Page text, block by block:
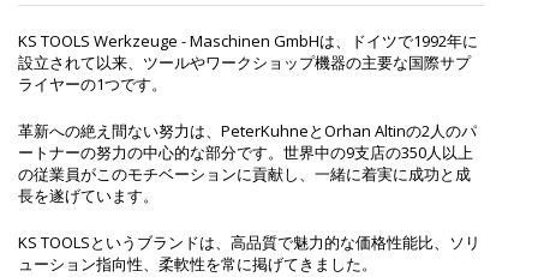
KS TOOLS Werkzeuge - Maschinen GmbHは、ドイツで1992年に
設立されて以来、ツールやワークショップ機器の主要な国際サプ
ライヤーの1つです。
革新への絶え間ない努力は、PeterKuhneとOrhan Altinの2人のパ
ートナーの努力の中心的な部分です。世界中の9支店の350人以上
の従業員がこのモチベーションに貢献し、一緒に着実に成功と成
長を遂げています。
KS TOOLSというブランドは、高品質で魅力的な価格性能比、ソリ
ューション指向性、柔軟性を常に掲げてきました。